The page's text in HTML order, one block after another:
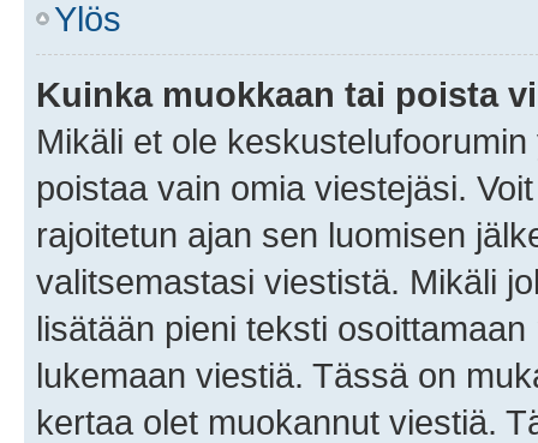
Ylös
Kuinka muokkaan tai poista
Mikäli et ole
poistaa vain omia viestejäsi.
rajoitetun ajan sen luomisen
valitsemastasi viestistä. Mikäli
lisätään pieni teksti
lukemaan viestiä. Tässä on
kertaa olet muokannut viestiä.